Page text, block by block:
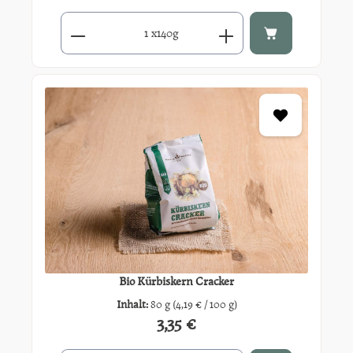
Produkt Anzahl: Gib den gewünschten Wert ein oder benutze
x140g
Bio Kürbiskern Cracker
Inhalt:80 g (4,19 € / 100 g)
Regulärer Preis:
3,35 €